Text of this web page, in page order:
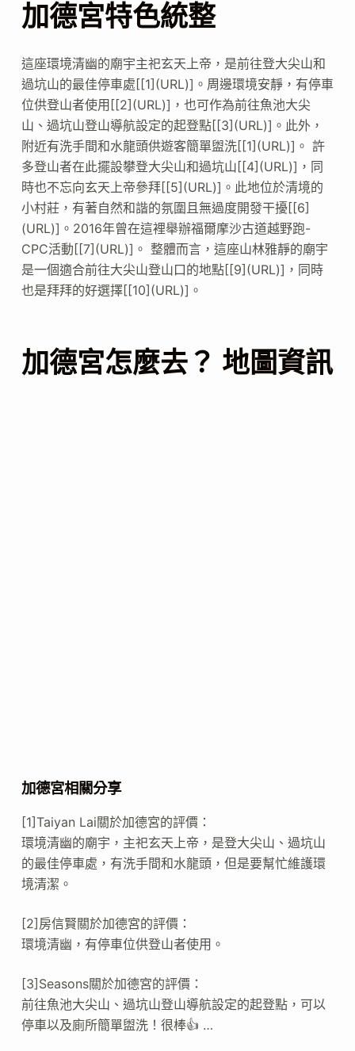
加德宮特色統整
這座環境清幽的廟宇主祀玄天上帝，是前往登大尖山和
過坑山的最佳停車處[[1](URL)]。周邊環境安靜，有停車
位供登山者使用[[2](URL)]，也可作為前往魚池大尖
山、過坑山登山導航設定的起登點[[3](URL)]。此外，
附近有洗手間和水龍頭供遊客簡單盥洗[[1](URL)]。 許
多登山者在此擺設攀登大尖山和過坑山[[4](URL)]，同
時也不忘向玄天上帝參拜[[5](URL)]。此地位於清境的
小村莊，有著自然和諧的氛圍且無過度開發干擾[[6]
(URL)]。2016年曾在這裡舉辦福爾摩沙古道越野跑-
CPC活動[[7](URL)]。 整體而言，這座山林雅靜的廟宇
是一個適合前往大尖山登山口的地點[[9](URL)]，同時
也是拜拜的好選擇[[10](URL)]。
加德宮怎麼去？ 地圖資訊
加德宮相關分享
[1]Taiyan Lai關於加德宮的評價：
環境清幽的廟宇，主祀玄天上帝，是登大尖山、過坑山
的最佳停車處，有洗手間和水龍頭，但是要幫忙維護環
境清潔。
[2]房信賢關於加德宮的評價：
環境清幽，有停車位供登山者使用。
[3]Seasons關於加德宮的評價：
前往魚池大尖山、過坑山登山導航設定的起登點，可以
停車以及廁所簡單盥洗！很棒👍 …